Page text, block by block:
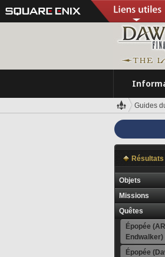
Guides
Résultats
Objets
Missions
Quêtes
Épopée
Endwalker)
Épopée